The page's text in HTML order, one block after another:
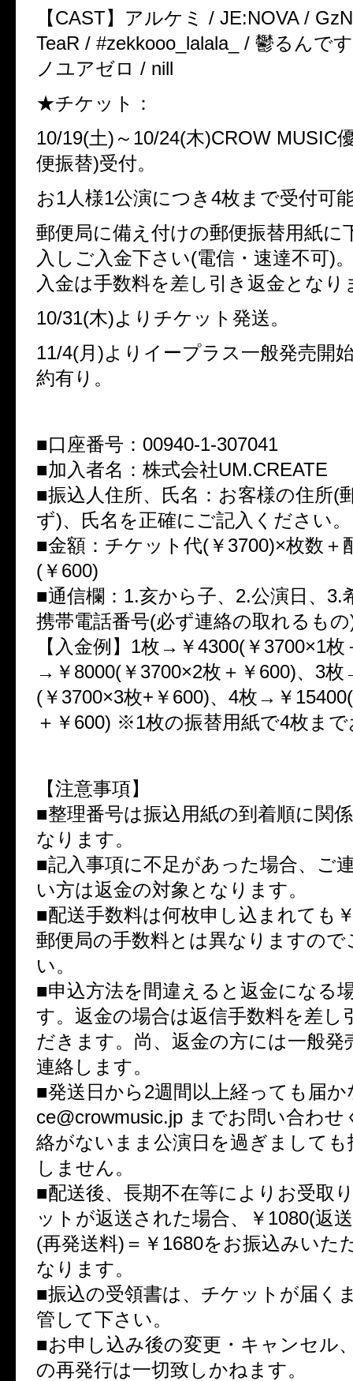
【CAST】アルケミ / JE:NOVA /
TeaR / #zekkooo_lalala_ / 鬱るんで
ノユアゼロ / nill
★チケット：
10/19(土)～10/24(木)CROW MUSIC
便振替)受付。
お1人様1公演につき4枚まで受付可
郵便局に備え付けの郵便振替用紙に
入しご入金下さい(電信・速達不可)
入金は手数料を差し引き返金となり
10/31(木)よりチケット発送。
11/4(月)よりイープラス一般発売開
約有り。
■口座番号：00940-1-307041
■加入者名：株式会社UM.CREATE
■振込人住所、氏名：お客様の住所(
ず)、氏名を正確にご記入ください。
■金額：チケット代(￥3700)×枚数＋
(￥600)
■通信欄：1.亥から子、2.公演日、3.
携帯電話番号(必ず連絡の取れるも
【入金例】1枚→￥4300(￥3700×1枚
→￥8000(￥3700×2枚＋￥600)、3
(￥3700×3枚+￥600)、4枚→￥
＋￥600) ※1枚の振替用紙で4枚ま
【注意事項】
■整理番号は振込用紙の到着順に関
なります。
■記入事項に不足があった場合、ご
い方は返金の対象となります。
■配送手数料は何枚申し込まれても
郵便局の手数料とは異なりますので
い。
■申込方法を間違えると返金になる
す。返金の場合は返信手数料を差し
だきます。尚、返金の方には一般発
連絡します。
■発送日から2週間以上経っても届か
ce@crowmusic.jp までお問い合わせ
絡がないまま公演日を過ぎまして
しません。
■配送後、長期不在等によりお受取
ットが返送された場合、￥1080(返
(再発送料)＝￥1680をお振込みいた
なります。
■振込の受領書は、チケットが届く
管して下さい。
■お申し込み後の変更・キャンセル
の再発行は一切致しかねます。